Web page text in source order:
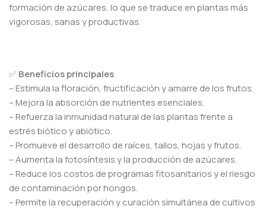
formación de azúcares, lo que se traduce en plantas más
vigorosas, sanas y productivas.
✅Beneficios principales
– Estimula la floración, fructificación y amarre de los frutos.
– Mejora la absorción de nutrientes esenciales.
– Refuerza la inmunidad natural de las plantas frente a
estrés biótico y abiótico.
– Promueve el desarrollo de raíces, tallos, hojas y frutos.
– Aumenta la fotosíntesis y la producción de azúcares.
– Reduce los costos de programas fitosanitarios y el riesgo
de contaminación por hongos.
– Permite la recuperación y curación simultánea de cultivos